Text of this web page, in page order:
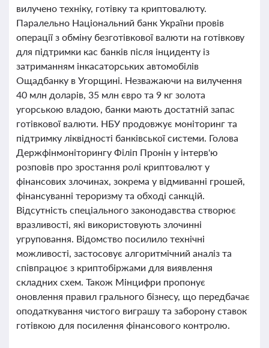
вилучено техніку, готівку та криптовалюту.
Паралельно Національний банк України провів
операції з обміну безготівкової валюти на готівкову
для підтримки кас банків після інциденту із
затриманням інкасаторських автомобілів
Ощадбанку в Угорщині. Незважаючи на вилучення
40 млн доларів, 35 млн євро та 9 кг золота
угорською владою, банки мають достатній запас
готівкової валюти. НБУ продовжує моніторинг та
підтримку ліквідності банківської системи. Голова
Держфінмоніторингу Філіп Пронін у інтерв'ю
розповів про зростання ролі криптовалют у
фінансових злочинах, зокрема у відмиванні грошей,
фінансуванні тероризму та обході санкцій.
Відсутність спеціального законодавства створює
вразливості, які використовують злочинні
угруповання. Відомство посилило технічні
можливості, застосовує алгоритмічний аналіз та
співпрацює з криптобіржами для виявлення
складних схем. Також Мінцифри пропонує
оновлення правил грального бізнесу, що передбачає
оподаткування чистого виграшу та заборону ставок
готівкою для посилення фінансового контролю.